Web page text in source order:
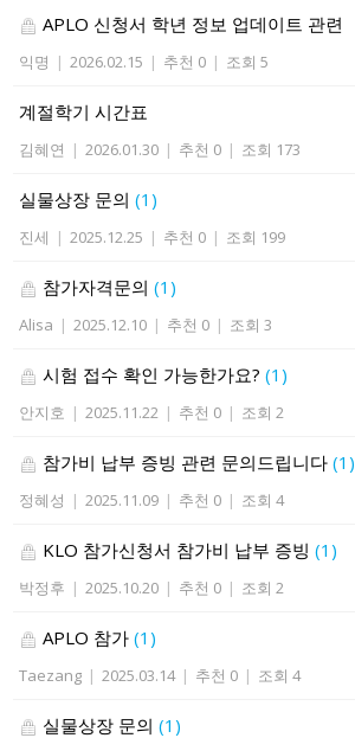
APLO 신청서 학년 정보 업데이트 관련
익명 | 2026.02.15 | 추천 0 | 조회 5
계절학기 시간표
김혜연 | 2026.01.30 | 추천 0 | 조회 173
실물상장 문의(1)
진세 | 2025.12.25 | 추천 0 | 조회 199
참가자격문의(1)
Alisa | 2025.12.10 | 추천 0 | 조회 3
시험 접수 확인 가능한가요?(1)
안지호 | 2025.11.22 | 추천 0 | 조회 2
참가비 납부 증빙 관련 문의드립니다(1)
정혜성 | 2025.11.09 | 추천 0 | 조회 4
KLO 참가신청서 참가비 납부 증빙(1)
박정후 | 2025.10.20 | 추천 0 | 조회 2
APLO 참가(1)
Taezang | 2025.03.14 | 추천 0 | 조회 4
실물상장 문의(1)